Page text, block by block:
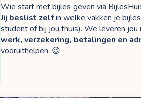
Wie start met bijles geven via
Jij beslist zelfin welke vakken je
student of bij jou thuis). We leveren
werk, verzekering, betalingen en
vooruithelpen. 😉